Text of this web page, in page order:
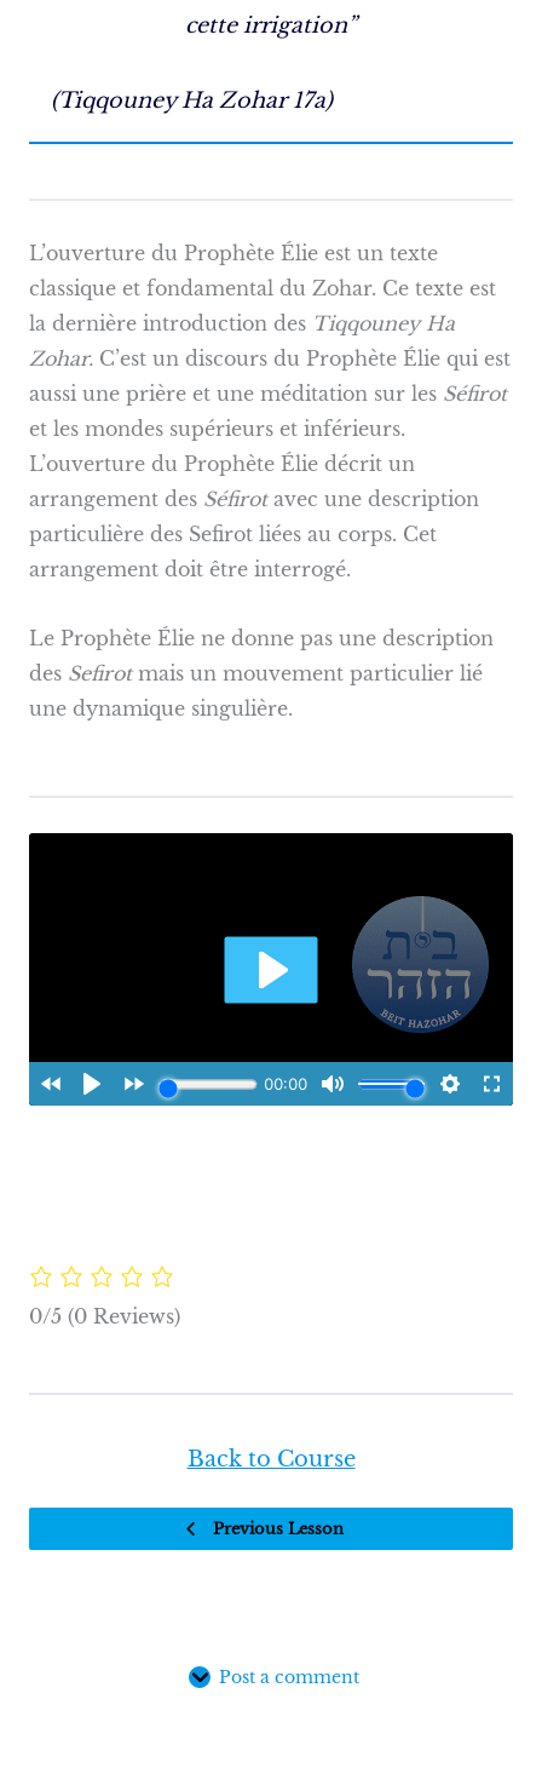
cette irrigation”
(Tiqqouney Ha Zohar 17a)
L’ouverture du Prophète Élie est un texte
classique et fondamental du Zohar. Ce texte est
la dernière introduction des Tiqqouney Ha
Zohar. C’est un discours du Prophète Élie qui est
aussi une prière et une méditation sur les Séfirot
et les mondes supérieurs et inférieurs.
L’ouverture du Prophète Élie décrit un
arrangement des Séfirotavec une description
particulière des Sefirot liées au corps. Cet
arrangement doit être interrogé.
Le Prophète Élie ne donne pas une description
des Sefirotmais un mouvement particulier lié
une dynamique singulière.
0/5 (0 Reviews)
Previous Lesson
Back to Course
Post a comment